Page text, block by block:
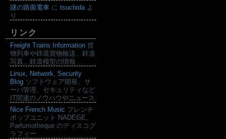
謎の路面電車 に tsuchidaよ
り
リンク
Freight Trains Information 貨
物列車や鉄道貨物輸送、鉄道
写真、鉄道模型の情報
Linux, Network, Security
Blog ソフトウェア開発、サ
ーバ管理、セキュリティなど
IT関連のノウハウやニュース
Nice French Music フレンチ
ポップユニット NADEGE、
Parfumotheque のディスコグ
ラフィー